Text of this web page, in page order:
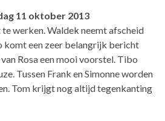
11 oktober 2013
werken. Waldek neemt afscheid
komt een zeer belangrijk bericht
Rosa een mooi voorstel. Tibo
Tussen Frank en Simonne worden
Tom krijgt nog altijd tegenkanting